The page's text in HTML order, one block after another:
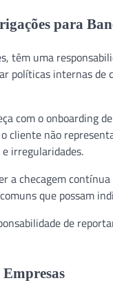
para
têm uma
políticas internas
com o onboarding
cliente não
irregularidades.
a checagem
que possam
de